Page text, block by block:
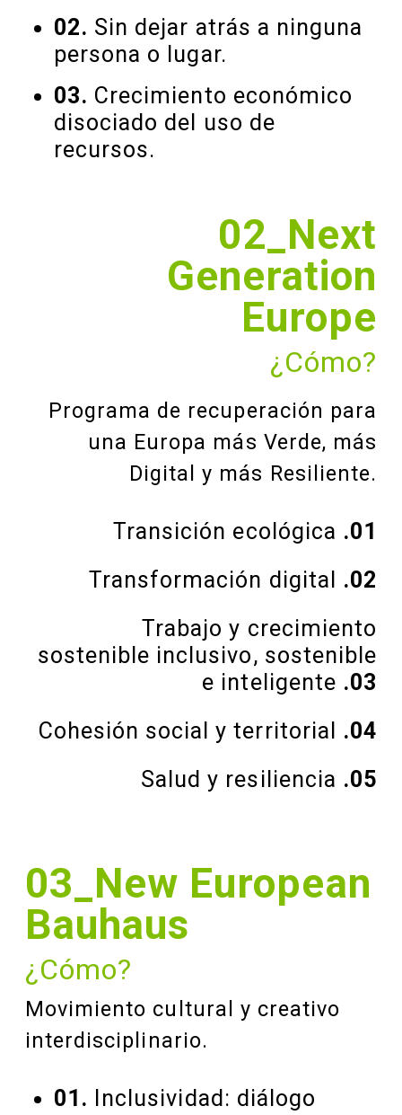
02. Sin dejar atrás a ninguna
persona o lugar.
03. Crecimiento económico
disociado del uso de
recursos.
02_Next
Generation
Europe
¿Cómo?
Programa de recuperación para
una Europa más Verde, más
Digital y más Resiliente.
Transición ecológica .01
Transformación digital .02
Trabajo y crecimiento
sostenible inclusivo, sostenible
e inteligente .03
Cohesión social y territorial .04
Salud y resiliencia .05
03_New European
Bauhaus
¿Cómo?
Movimiento cultural y creativo
interdisciplinario.
01. Inclusividad: diálogo